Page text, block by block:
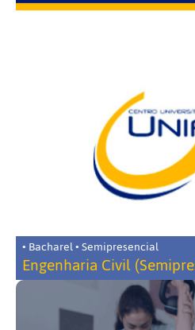
• Bacharel • Semipresencial
Engenharia Civil